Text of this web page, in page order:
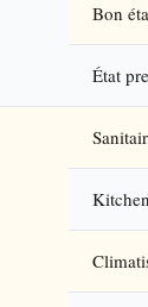
Bon
État